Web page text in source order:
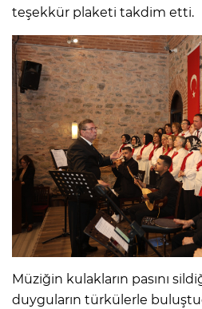
teşekkür plaketi takdim etti.
Müziğin kulakların pasını
duyguların türkülerle